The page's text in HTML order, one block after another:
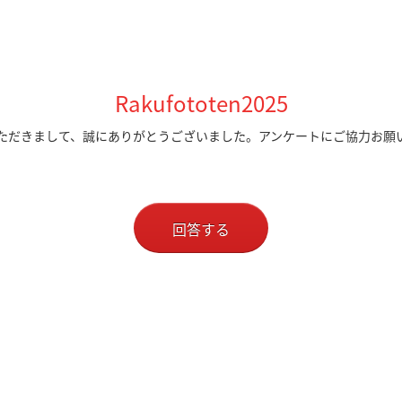
Rakufototen2025
だきまして、誠にありがとうございました。アンケートにご協力お願
回答する